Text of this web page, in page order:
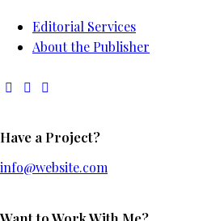
Editorial Services
About the Publisher
Have a Project?
info@website.com
Want to Work With Me?